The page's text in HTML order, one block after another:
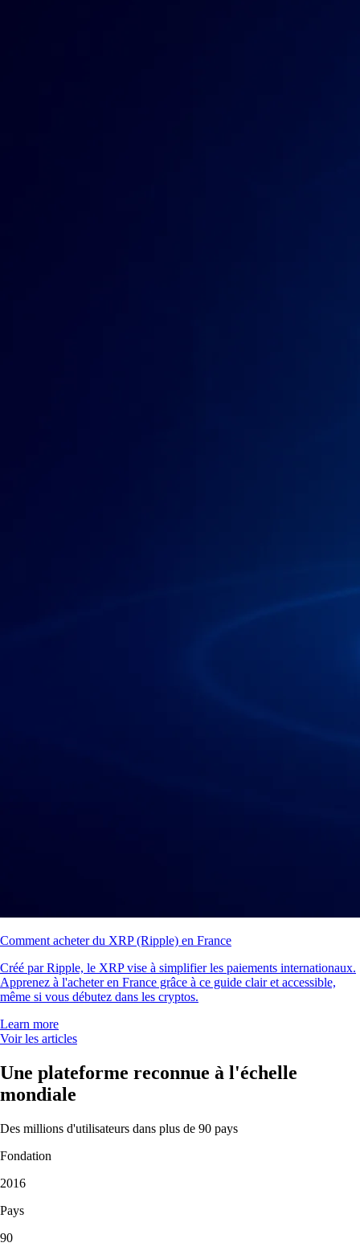
Comment acheter du XRP (Ripple) en France
Créé par Ripple, le XRP vise à simplifier les paiements internationaux.
Apprenez à l'acheter en France grâce à ce guide clair et accessible,
même si vous débutez dans les cryptos.
Learn more
Voir les articles
Une plateforme reconnue à l'échelle
mondiale
Des millions d'utilisateurs dans plus de 90 pays
Fondation
2016
Pays
90